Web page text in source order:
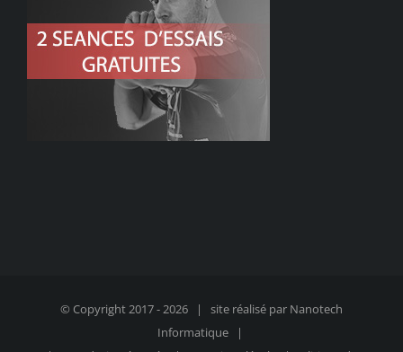
© Copyright 2017 -2026 | site réalisé par Nanotech
Informatique |